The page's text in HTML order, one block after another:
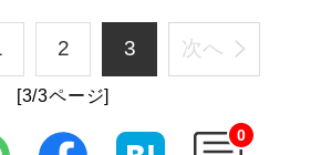
2 3 次へ
[3/3ページ]
0